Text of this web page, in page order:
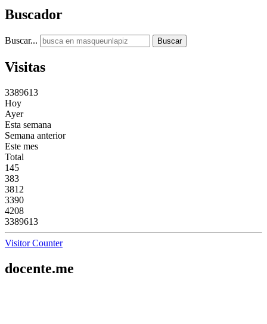
Buscador
Buscar... Buscar
Visitas
3389613
Hoy
Ayer
Esta semana
Semana anterior
Este mes
Total
145
383
3812
3390
4208
3389613
Visitor Counter
docente.me